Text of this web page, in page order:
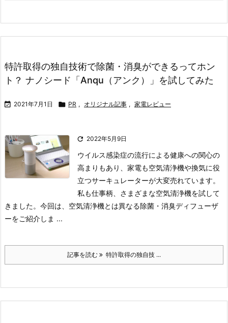
特許取得の独自技術で除菌・消臭ができるってホン
ト？ ナノシード「Anqu（アンク）」を試してみた
 2021年7月1日  PR , オリジナル記事 , 家電レビュー
 2022年5月9日
ウイルス感染症の流行による健康への関心の
高まりもあり、家電も空気清浄機や換気に役
立つサーキュレーターが大変売れています。
私も仕事柄、さまざまな空気清浄機を試して
きました。今回は、空気清浄機とは異なる除菌・消臭ディフューザ
ーをご紹介しま ...
記事を読む 特許取得の独自技 ...